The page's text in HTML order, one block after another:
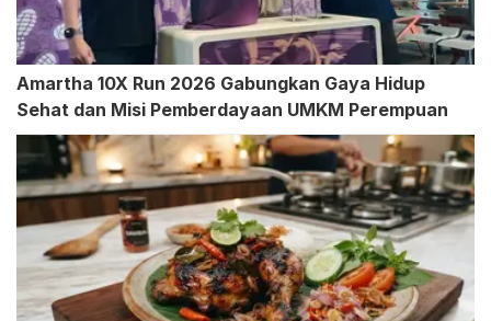
Amartha 10X Run 2026 Gabungkan Gaya Hidup
Sehat dan Misi Pemberdayaan UMKM Perempuan